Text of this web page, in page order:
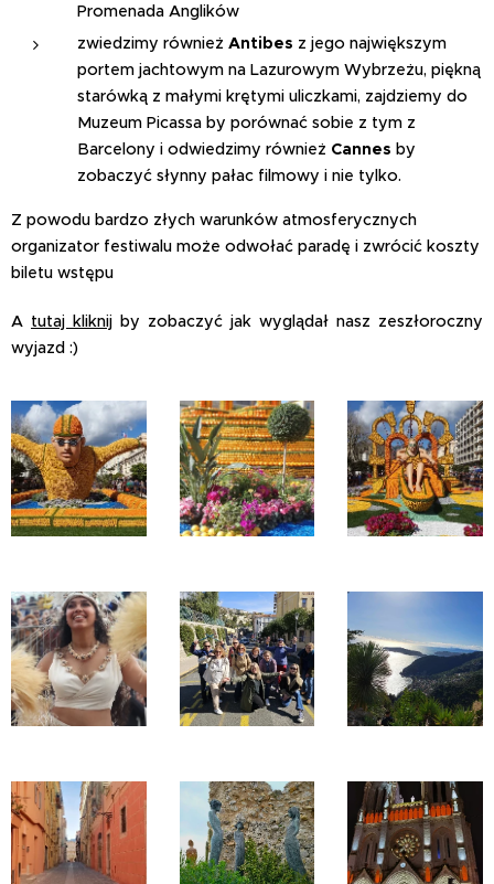
Promenada Anglików
zwiedzimy również Antibes z jego największym
portem jachtowym na Lazurowym Wybrzeżu, piękną
starówką z małymi krętymi uliczkami, zajdziemy do
Muzeum Picassa by porównać sobie z tym z
Barcelony i odwiedzimy również Cannes by
zobaczyć słynny pałac filmowy i nie tylko.
Z powodu bardzo złych warunków atmosferycznych
organizator festiwalu może odwołać paradę i zwrócić koszty
biletu wstępu
A tutaj kliknij by zobaczyć jak wyglądał nasz zeszłoroczny
wyjazd :)